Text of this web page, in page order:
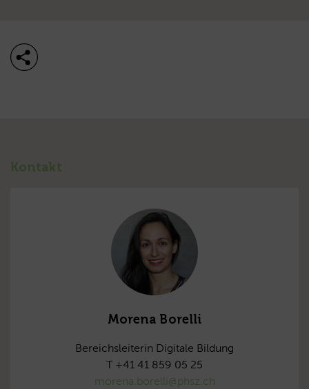
Kontakt
Morena Borelli
Bereichsleiterin Digitale Bildung
T +41 41 859 05 25
morena.borelli@phsz.ch